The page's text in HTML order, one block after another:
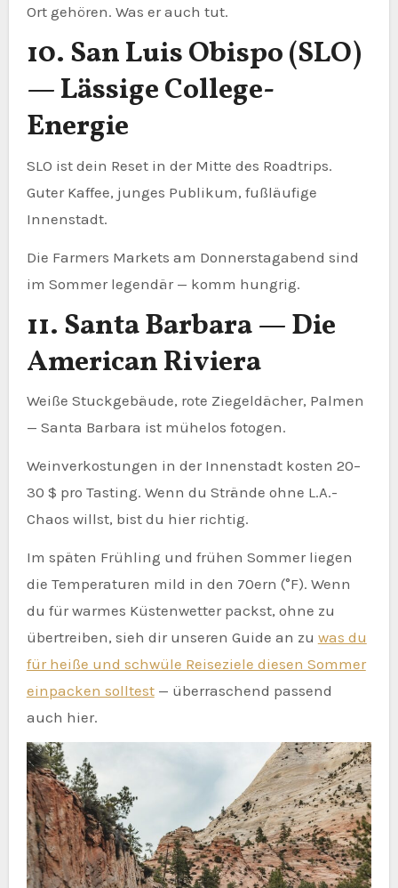
Ort gehören. Was er auch tut.
10. San Luis Obispo (SLO)
— Lässige College-
Energie
SLO ist dein Reset in der Mitte des Roadtrips.
Guter Kaffee, junges Publikum, fußläufige
Innenstadt.
Die Farmers Markets am Donnerstagabend sind
im Sommer legendär — komm hungrig.
11. Santa Barbara — Die
American Riviera
Weiße Stuckgebäude, rote Ziegeldächer, Palmen
— Santa Barbara ist mühelos fotogen.
Weinverkostungen in der Innenstadt kosten 20–
30 $ pro Tasting. Wenn du Strände ohne L.A.-
Chaos willst, bist du hier richtig.
Im späten Frühling und frühen Sommer liegen
die Temperaturen mild in den 70ern (°F). Wenn
du für warmes Küstenwetter packst, ohne zu
übertreiben, sieh dir unseren Guide an zu was du
für heiße und schwüle Reiseziele diesen Sommer
einpacken solltest— überraschend passend
auch hier.